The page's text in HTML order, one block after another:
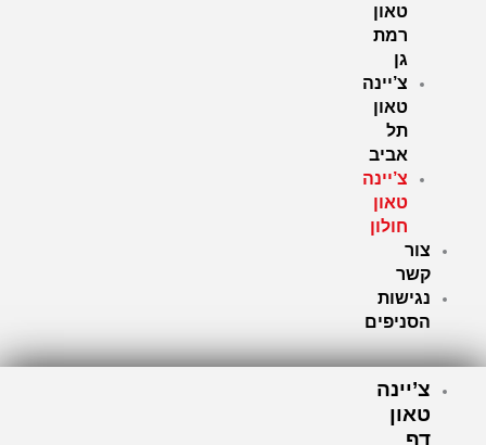
טאון
רמת
גן
צ’יינה
טאון
תל
אביב
צ’יינה
טאון
חולון
צור
קשר
נגישות
הסניפים
צ’יינה
טאון
דף